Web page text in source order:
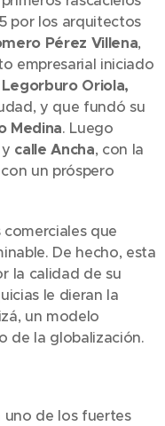
por los arquitectos
Pérez Villena,
empresarial iniciado
Oriola,
y que fundó su
Medina. Luego
y calle Ancha, con la
un próspero
que
De hecho, esta
la calidad de su
le dieran la
un modelo
de la globalización.
uno de los fuertes